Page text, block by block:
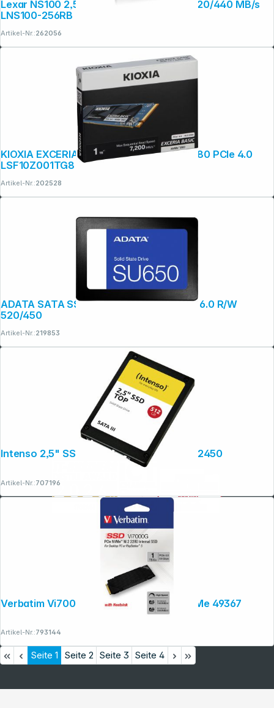
Lexar NS100 2,5" SATA TLC 256GB r/w 520/440 MB/s
LNS100-256RB
Artikel-Nr.:262056
KIOXIA EXCERIA BASIC NVMe 1TB M.2 2280 PCIe 4.0
LSF10Z001TG8
Artikel-Nr.:202528
ADATA SATA SSD SU650 240GB SATA III 6.0 R/W
520/450
Artikel-Nr.:219853
Intenso 2,5" SSD TOP 512GB SATA III 3812450
Artikel-Nr.:707196
Verbatim Vi7000G M.2 SSD 1TB PCIe NVMe 49367
Artikel-Nr.:793144
Seite 1 Seite 2 Seite 3 Seite 4
Copyright © 2001 - 2026 dexxIT. Alle Rechte vorbehalten.